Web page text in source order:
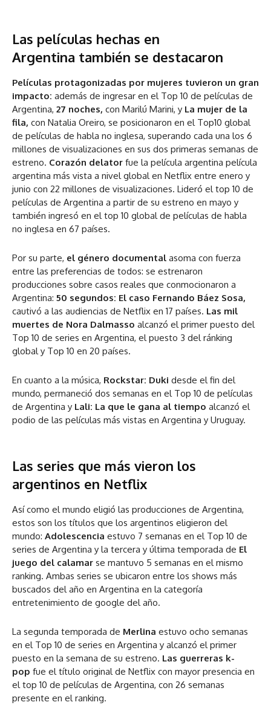
Las películas hechas en
Argentina también se destacaron
Películas protagonizadas por mujeres tuvieron un gran
impacto: además de ingresar en el Top 10 de películas de
Argentina, 27 noches, con Marilú Marini, y La mujer de la
fila, con Natalia Oreiro, se posicionaron en el Top10 global
de películas de habla no inglesa, superando cada una los 6
millones de visualizaciones en sus dos primeras semanas de
estreno. Corazón delator fue la película argentina película
argentina más vista a nivel global en Netflix entre enero y
junio con 22 millones de visualizaciones. Lideró el top 10 de
películas de Argentina a partir de su estreno en mayo y
también ingresó en el top 10 global de películas de habla
no inglesa en 67 países.
Por su parte, el género documental asoma con fuerza
entre las preferencias de todos: se estrenaron
producciones sobre casos reales que conmocionaron a
Argentina: 50 segundos: El caso Fernando Báez Sosa,
cautivó a las audiencias de Netflix en 17 países. Las mil
muertes de Nora Dalmasso alcanzó el primer puesto del
Top 10 de series en Argentina, el puesto 3 del ránking
global y Top 10 en 20 países.
En cuanto a la música, Rockstar: Duki desde el fin del
mundo, permaneció dos semanas en el Top 10 de películas
de Argentina y Lali: La que le gana al tiempo alcanzó el
podio de las películas más vistas en Argentina y Uruguay.
Las series que más vieron los
argentinos en Netflix
Así como el mundo eligió las producciones de Argentina,
estos son los títulos que los argentinos eligieron del
mundo: Adolescencia estuvo 7 semanas en el Top 10 de
series de Argentina y la tercera y última temporada de El
juego del calamar se mantuvo 5 semanas en el mismo
ranking. Ambas series se ubicaron entre los shows más
buscados del año en Argentina en la categoría
entretenimiento de google del año.
La segunda temporada de Merlina estuvo ocho semanas
en el Top 10 de series en Argentina y alcanzó el primer
puesto en la semana de su estreno. Las guerreras k-
pop fue el título original de Netflix con mayor presencia en
el top 10 de películas de Argentina, con 26 semanas
presente en el ranking.